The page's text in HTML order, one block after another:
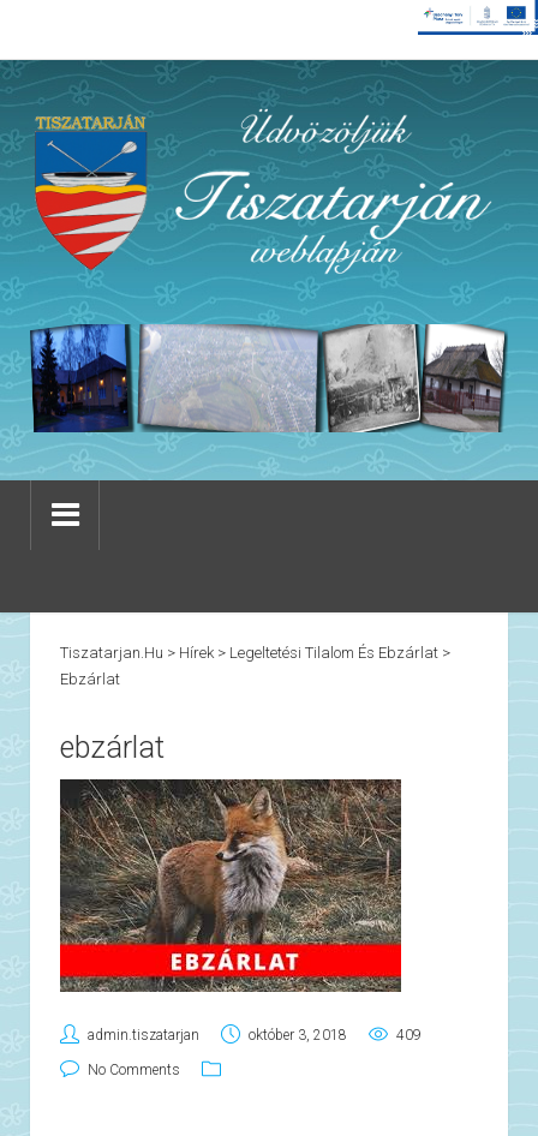
Tiszatarjan.hu > Hírek> Legeltetési Tilalom És Ebzárlat >
Ebzárlat
ebzárlat
admin.tiszatarjan október 3, 2018 409
No Comments